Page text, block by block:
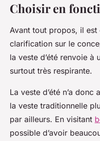
Choisir en
Avant tout propos, il est
clarification sur le
la veste d’été renvoie à
surtout très respirante.
La veste d’été n’a
la veste traditionnelle
par ailleurs. En visitant
possible d’avoir